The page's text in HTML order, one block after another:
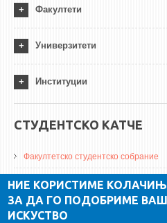
Факултети
Универзитети
Институции
СТУДЕНТСКО КАТЧЕ
Факултетско студентско собрание
ДА Винчи магазин
Алумни асоцијација
НИЕ КОРИСТИМЕ
ЗА ДА ГО ПОДОБРИМЕ
ИСКУСТВО